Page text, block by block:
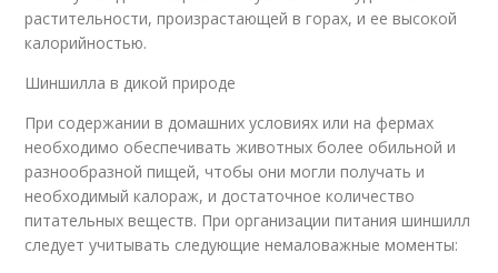
растительности, произрастающей в горах, и ее высокой
калорийностью.
Шиншилла в дикой природе
При содержании в домашних условиях или на фермах
необходимо обеспечивать животных более обильной и
разнообразной пищей, чтобы они могли получать и
необходимый калораж, и достаточное количество
питательных веществ. При организации питания шиншилл
следует учитывать следующие немаловажные моменты: